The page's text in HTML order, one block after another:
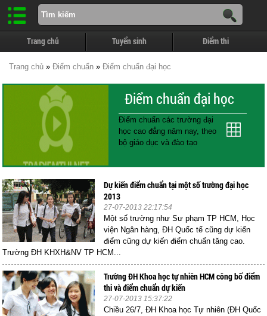
Trang chủ Tuyển sinh Điểm thi
Trang chủ » Điểm chuẩn » Điểm chuẩn đại học
Điểm chuẩn đại học
Điểm chuẩn các trường đại
học cao đẳng năm nay, theo
bộ giáo dục và đào tạo
Dự kiến điểm chuẩn tại một số trường đại học
2013
27-07-2013 22:17:54
Một số trường như Sư phạm TP HCM, Học
viện Ngân hàng, ĐH Quốc tế cũng dự kiến
điểm cũng dự kiến điểm chuẩn tăng cao.
Trường ĐH KHXH&NV TP HCM...
Trường ĐH Khoa học tự nhiên HCM công bố điểm
thi và điểm chuẩn dự kiến
27-07-2013 15:37:22
Chiều 26/7, ĐH Khoa học Tự nhiên (ĐH Quốc